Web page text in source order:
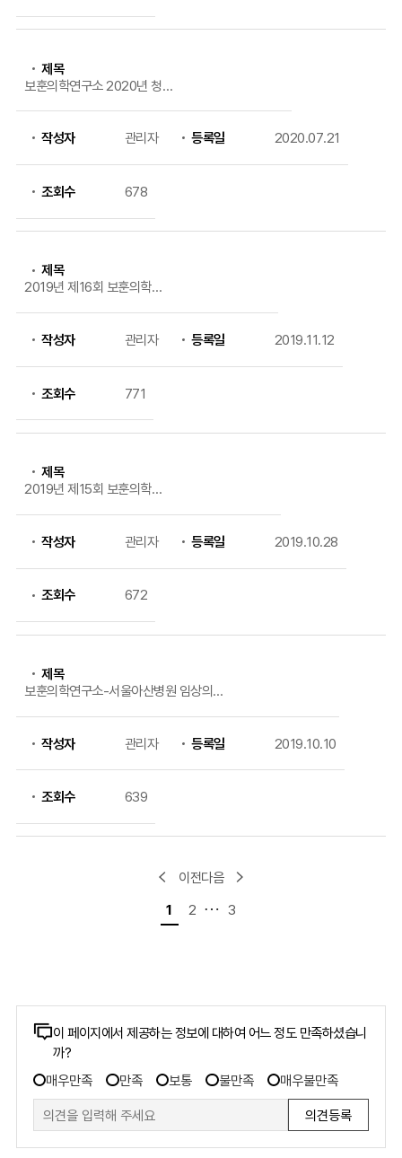
제목
보훈의학연구소 2020년 청소
작성자 관리자 등록일 2020.07.21
조회수 678
제목
2019년 제16회 보훈의학
작성자 관리자 등록일 2019.11.12
조회수 771
제목
2019년 제15회 보훈의학연
작성자 관리자 등록일 2019.10.28
조회수 672
제목
보훈의학연구소-서울아산병원 임상의
작성자 관리자 등록일 2019.10.10
조회수 639
이전
1 2 3
다음
콘
츠
만
족
도
이 페이지에서 제공하는 정보에 대하여 어느 정도 만족하셨습니
까?
만
족
도
조
사
매우만족 만족 보통 불만족 매우불만족